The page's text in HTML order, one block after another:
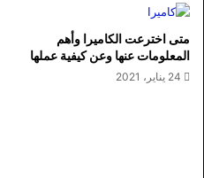
متى اخترعت الكاميرا وأهم
المعلومات عنها وعن كيفية عملها
24 يناير، 2021